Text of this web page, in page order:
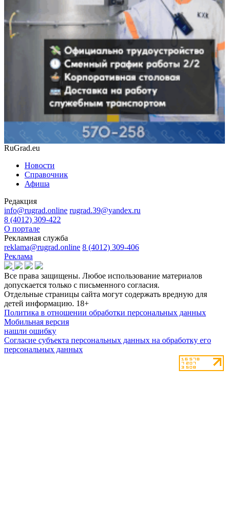
RuGrad.eu
Новости
Справочник
Афиша
Редакция
info@rugrad.online rugrad.39@yandex.ru
8 (4012) 309-422
О портале
Рекламная служба
reklama@rugrad.online 8 (4012) 309-406
Реклама
Все права защищены. Любое использование материалов
допускается только с письменного согласия.
Отдельные страницы сайта могут содержать вредную для
детей информацию. 18+
Политика в отношении обработки персональных данных
Мобильная версия
нашли ошибку
Согласие субъекта персональных данных на обработку его
персональных данных